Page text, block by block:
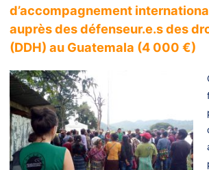
d’accompagnement
auprès des défenseur.e.s des
(DDH) au Guatemala (4 000 €)